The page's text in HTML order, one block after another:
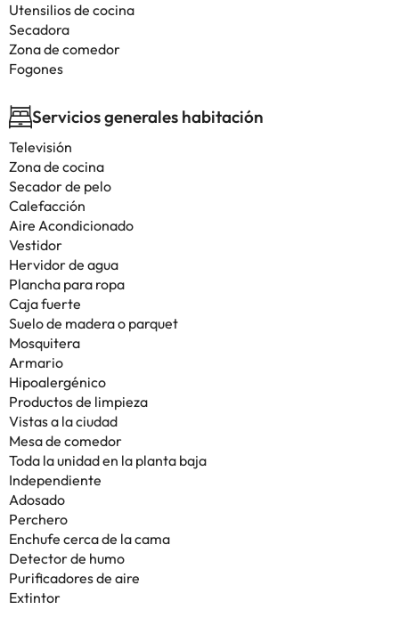
Utensilios de cocina
Secadora
Zona de comedor
Fogones
Servicios generales habitación
Televisión
Zona de cocina
Secador de pelo
Calefacción
Aire Acondicionado
Vestidor
Hervidor de agua
Plancha para ropa
Caja fuerte
Suelo de madera o parquet
Mosquitera
Armario
Hipoalergénico
Productos de limpieza
Vistas a la ciudad
Mesa de comedor
Toda la unidad en la planta baja
Independiente
Adosado
Perchero
Enchufe cerca de la cama
Detector de humo
Purificadores de aire
Extintor